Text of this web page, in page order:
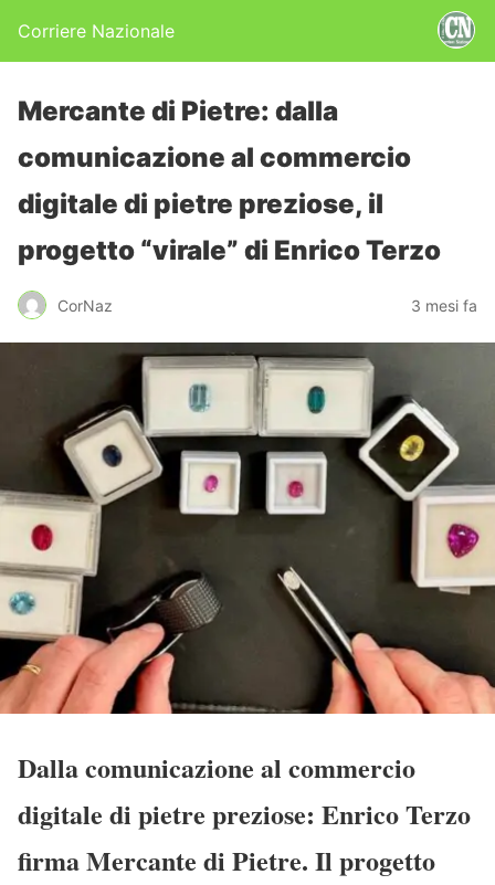
Corriere Nazionale
Mercante di Pietre: dalla
comunicazione al commercio
digitale di pietre preziose, il
progetto “virale” di Enrico Terzo
CorNaz 3 mesi fa
Dalla comunicazione al commercio
digitale di pietre preziose: Enrico Terzo
firma Mercante di Pietre. Il progetto